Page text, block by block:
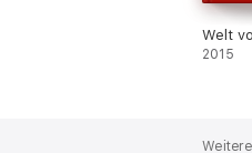
Welt
2015